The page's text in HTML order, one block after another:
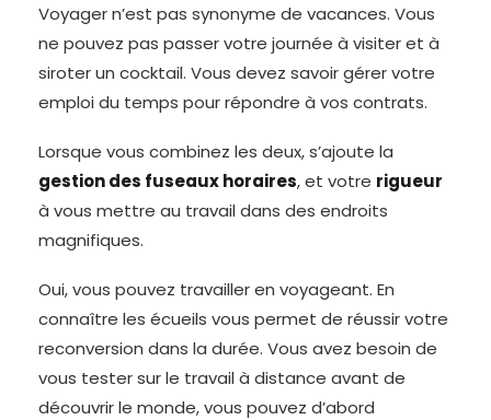
Voyager n’est pas synonyme de vacances. Vous
ne pouvez pas passer votre journée à visiter et à
siroter un cocktail. Vous devez savoir gérer votre
emploi du temps pour répondre à vos contrats.
Lorsque vous combinez les deux, s’ajoute la
gestion des fuseaux horaires, et votre rigueur
à vous mettre au travail dans des endroits
magnifiques.
Oui, vous pouvez travailler en voyageant. En
connaître les écueils vous permet de réussir votre
reconversion dans la durée. Vous avez besoin de
vous tester sur le travail à distance avant de
découvrir le monde, vous pouvez d’abord